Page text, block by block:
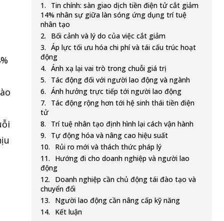
Tin chính: sàn giao dịch tiền điện tử cắt giảm
14% nhân sự giữa làn sóng ứng dụng trí tuệ
nhân tạo
Bối cảnh và lý do của việc cắt giảm
Áp lực tối ưu hóa chi phí và tái cấu trúc hoạt
động
Ánh xạ lại vai trò trong chuỗi giá trị
Tác động đối với người lao động và ngành
Ánh hưởng trực tiếp tới người lao động
Tác động rộng hơn tới hệ sinh thái tiền điện
tử
Trí tuệ nhân tạo định hình lại cách vận hành
Tự động hóa và nâng cao hiệu suất
Rủi ro mới và thách thức pháp lý
Hướng đi cho doanh nghiệp và người lao
động
Doanh nghiệp cần chủ động tái đào tạo và
chuyển đổi
Người lao động cần nâng cấp kỹ năng
Kết luận